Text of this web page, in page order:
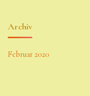
Archiv
Februar 2020